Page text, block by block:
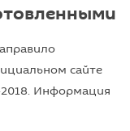
сайте
Информация